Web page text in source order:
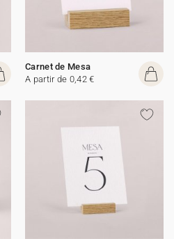
Carnet de Mesa
A partir de 0,42 €